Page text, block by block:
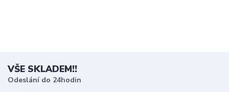
VŠE SKLADEM!!
Odeslání do 24hodin